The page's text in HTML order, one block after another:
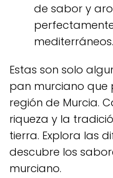
de sabor y
mediterráneos.
Estas son solo
pan murciano que
región de Murcia.
riqueza y la
tierra. Explora las
descubre los
murciano.